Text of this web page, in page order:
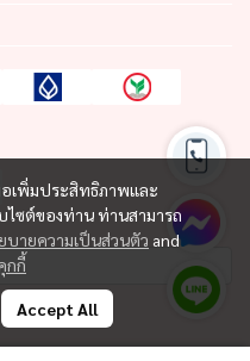
อเพิ่มประสิทธิภาพและ
ไซต์ของท่าน ท่านสามารถ
บายความเป็นส่วนตัว and
กกี้
Accept All